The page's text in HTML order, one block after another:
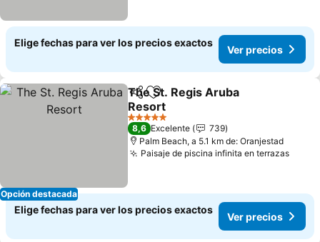
Elige fechas para ver los precios exactos
Ver precios
Opción destacada
Compartir
Agregar a favoritos
The St. Regis Aruba
Resort
Ver precios
5 Estrellas
8,6 Excelente
739
Palm Beach, a 5.1 km de: Oranjestad
Paisaje de piscina infinita en terrazasVer
Elige fechas para ver los precios exactos
Ver precios